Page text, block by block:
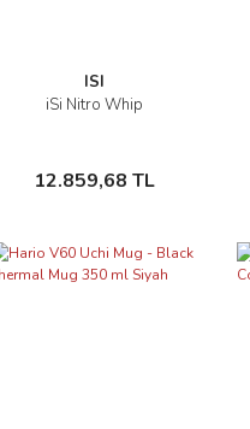
ISI
iSi Nitro Whip
12.859,68 TL
İncele
Sepete Ekle